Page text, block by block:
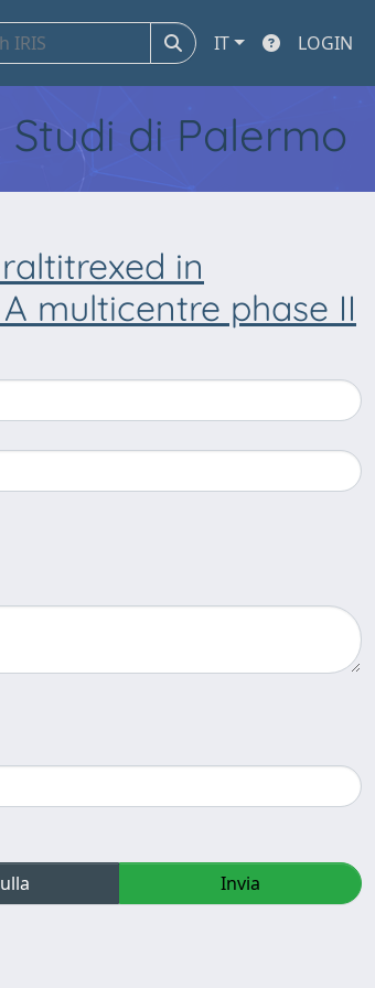
IT LOGIN
di Palermo
in
multicentre phase II
Invia